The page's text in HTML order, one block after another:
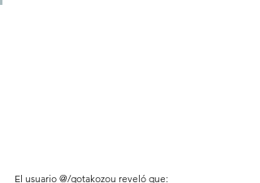
El usuario @/gotakozou reveló que: